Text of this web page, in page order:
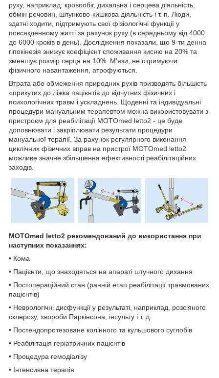
руху, наприклад: кровообіг, дихальна і серцева діяльність,
обмін речовин, шлунково-кишкова діяльність і т. п. Люди,
здатні ходити, підтримують свої фізіологічні функції у
повсякденному житті за рахунок руху (в середньому від 4000
до 6000 кроків в день). Дослідження показали, що 9-ти денна
гіпокінезія знижує коефіцієнт споживання кисню на 20% та
зменшує розмір серця на 10%. М'язи, не отримуючи
фізичного навантаження, атрофуються.
Втрата або обмеження природних рухів призводять більшість
«прикутих до ліжка пацієнтів до відчутних фізичних і
психологічних травм і ускладнень. Щоденні та індивідуальні
процедури мануальним терапевтом можна використовувати з
пристроєм для реабілітації MOTOmed letto2 - це буде
доповнювати і закріплювати результати процедури
мануальної терапії. За рахунок регулярного виконання
циклічних фізичних вправ на пристрої MOTOmed letto2
можливе значне збільшення ефективності реабілітаційних
заходів.
MOTOmed letto2 рекомендований до використання при
наступних показаннях:
• Кома
• Пацієнти, що знаходяться на апараті штучного дихання
• Постопераційний стан (ранній етап реабілітації травмованих
пацієнтів)
• Неврологічні дисфункції у результаті, наприклад, розсіяного
склерозу, хвороби Паркінсона, інсульту і т. д.
• Постендопротезоване колінного та кульшового суглобів
• Реабілітація геріатричних пацієнтів
• Процедура гемодіалізу
• Інтенсивна терапія